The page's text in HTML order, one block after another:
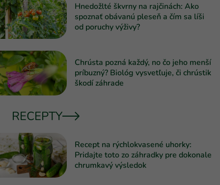
Hnedožlté škvrny na rajčinách: Ako
spoznať obávanú pleseň a čím sa líši
od poruchy výživy?
Chrústa pozná každý, no čo jeho menší
príbuzný? Biológ vysvetľuje, či chrústik
škodí záhrade
RECEPTY
Recept na rýchlokvasené uhorky:
Pridajte toto zo záhradky pre dokonale
chrumkavý výsledok